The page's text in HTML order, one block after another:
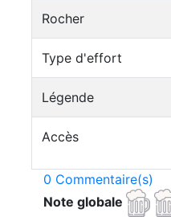
Rocher
Type d'effort
Légende
Accès
0 Commentaire(s)
Note globale